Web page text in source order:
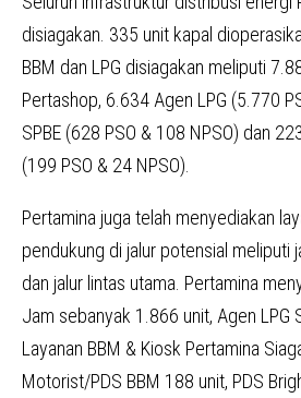
disiagakan. 335 unit kapal
BBM dan LPG disiagakan meliputi
Pertashop, 6.634 Agen LPG (5.770
SPBE (628 PSO & 108 NPSO) dan
(199 PSO & 24 NPSO).
Pertamina juga telah menyediakan
pendukung di jalur potensial meliputi
dan jalur lintas utama. Pertamina
Jam sebanyak 1.866 unit, Agen LPG
Layanan BBM & Kiosk Pertamina
Motorist/PDS BBM 188 unit, PDS